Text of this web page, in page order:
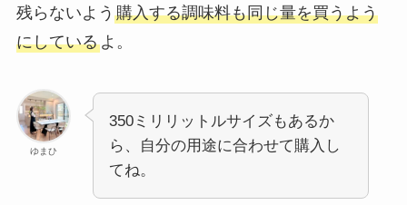
残らないよう 購入する調味料も同じ量を買うよう
にしているよ。
ゆまひ
350ミリリットルサイズもあるか
ら、自分の用途に合わせて購入し
てね。